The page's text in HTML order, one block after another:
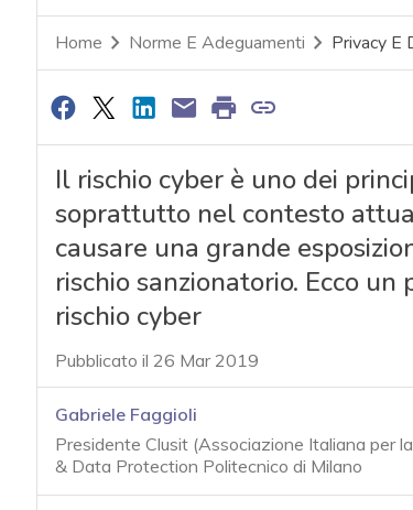
Home Norme E Adeguamenti Privacy E
Il rischio cyber è uno dei
soprattutto nel contesto
causare una grande
rischio sanzionatorio. Ecco
rischio cyber
Pubblicato il 26 Mar 2019
Gabriele Faggioli
Presidente Clusit (Associazione Italiana per
& Data Protection Politecnico di Milano